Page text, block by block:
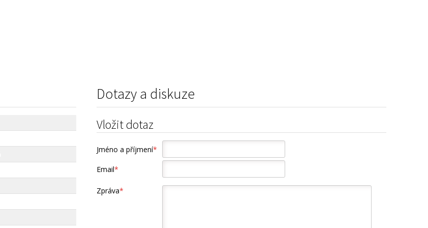
Dotazy a diskuze
Vložit dotaz
Jméno a příjmení*
Email*
Zpráva*